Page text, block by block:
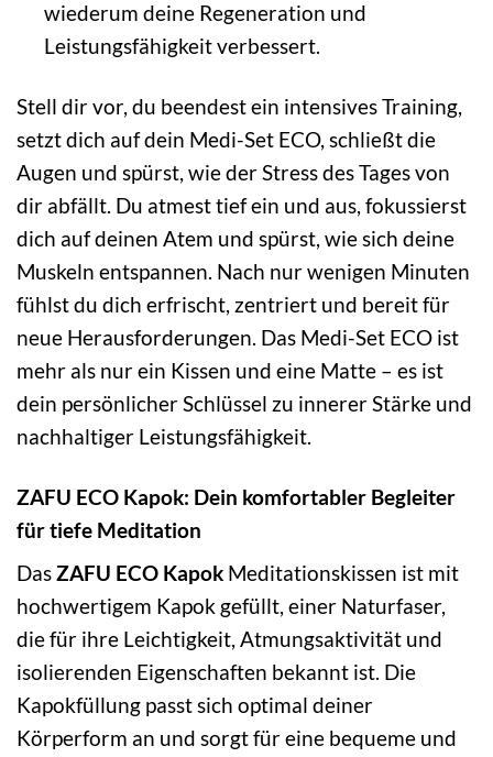
wiederum deine Regeneration und
Leistungsfähigkeit verbessert.
Stell dir vor, du beendest ein intensives Training,
setzt dich auf dein Medi-Set ECO, schließt die
Augen und spürst, wie der Stress des Tages von
dir abfällt. Du atmest tief ein und aus, fokussierst
dich auf deinen Atem und spürst, wie sich deine
Muskeln entspannen. Nach nur wenigen Minuten
fühlst du dich erfrischt, zentriert und bereit für
neue Herausforderungen. Das Medi-Set ECO ist
mehr als nur ein Kissen und eine Matte – es ist
dein persönlicher Schlüssel zu innerer Stärke und
nachhaltiger Leistungsfähigkeit.
ZAFU ECO Kapok: Dein komfortabler Begleiter
für tiefe Meditation
DasZAFU ECO Kapok Meditationskissen ist mit
hochwertigem Kapok gefüllt, einer Naturfaser,
die für ihre Leichtigkeit, Atmungsaktivität und
isolierenden Eigenschaften bekannt ist. Die
Kapokfüllung passt sich optimal deiner
Körperform an und sorgt für eine bequeme und